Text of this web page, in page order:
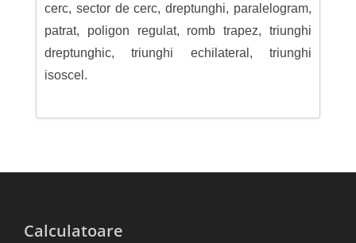
cerc, sector de cerc, dreptunghi, paralelogram,
patrat, poligon regulat, romb trapez, triunghi
dreptunghic, triunghi echilateral, triunghi
isoscel.
Calculatoare